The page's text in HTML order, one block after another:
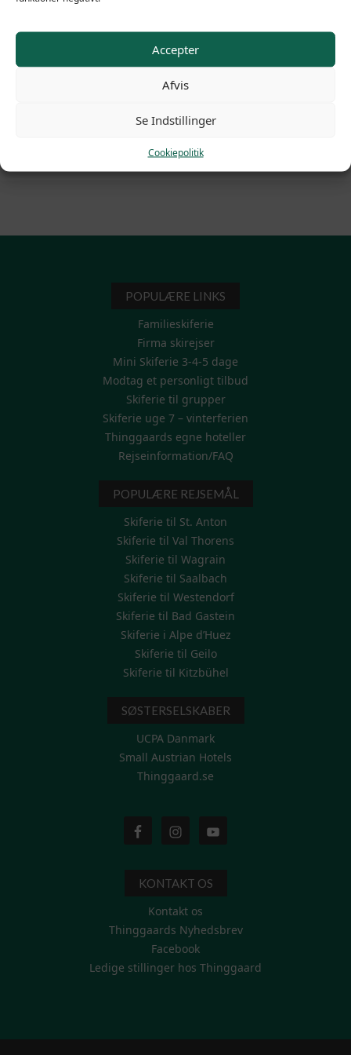
Accepter
Afvis
Se Indstillinger
Cookiepolitik
Gratis wi-fi og faciliteter som bar og
fælles opholdsstue
Nærhed til skibussen og
skiopbevaringsrum på hotellet
hotellets restaurant
POPULÆRE LINKS
Familieskiferie
Firma skirejser
Mini Skiferie 3-4-5 dage
Modtag et personligt tilbud
Skiferie til grupper
Skiferie uge 7 – vinterferien
Thinggaards egne hoteller
Rejseinformation/FAQ
POPULÆRE REJSEMÅL
Skiferie til St. Anton
Skiferie til Val Thorens
Skiferie til Wagrain
Skiferie til Saalbach
Skiferie til Westendorf
Skiferie til Bad Gastein
Skiferie i Alpe d’Huez
Skiferie til Geilo
Skiferie til Kitzbühel
SØSTERSELSKABER
UCPA Danmark
Small Austrian Hotels
Thinggaard.se
KONTAKT OS
Kontakt os
Thinggaards Nyhedsbrev
Facebook
Ledige stillinger hos Thinggaard